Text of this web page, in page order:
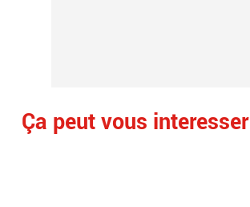
Ça peut vous interesser